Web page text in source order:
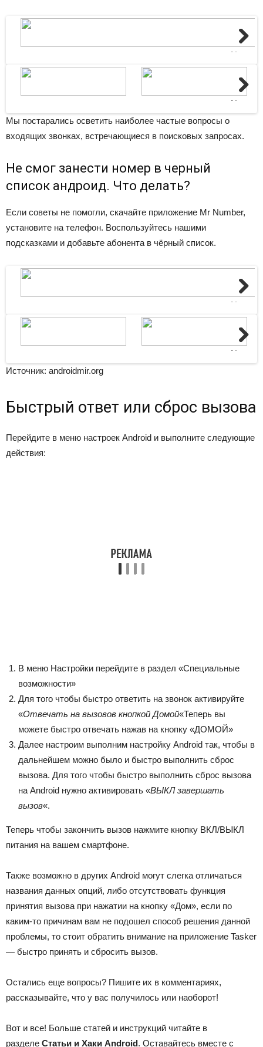
Next
Next
Мы постарались осветить наиболее частые вопросы о
входящих звонках, встречающиеся в поисковых запросах.
Не смог занести номер в черный
список андроид. Что делать?
Если советы не помогли, скачайте приложение Mr Number,
установите на телефон. Воспользуйтесь нашими
подсказками и добавьте абонента в чёрный список.
Next
Next
Источник: androidmir.org
Быстрый ответ или сброс вызова
Перейдите в меню настроек Android и выполните следующие
действия:
В меню Настройки перейдите в раздел «Специальные
возможности»
Для того чтобы быстро ответить на звонок активируйте
«Отвечать на вызовов кнопкой Домой«Теперь вы
можете быстро отвечать нажав на кнопку «ДОМОЙ»
Далее настроим выполним настройку Android так, чтобы в
дальнейшем можно было и быстро выполнить сброс
вызова. Для того чтобы быстро выполнить сброс вызова
на Android нужно активировать «ВЫКЛ завершать
вызов«.
Теперь чтобы закончить вызов нажмите кнопку ВКЛ/ВЫКЛ
питания на вашем смартфоне.
Также возможно в других Android могут слегка отличаться
названия данных опций, либо отсутствовать функция
принятия вызова при нажатии на кнопку «Дом», если по
каким-то причинам вам не подошел способ решения данной
проблемы, то стоит обратить внимание на приложение Tasker
— быстро принять и сбросить вызов.
Остались еще вопросы? Пишите их в комментариях,
рассказывайте, что у вас получилось или наоборот!
Вот и все! Больше статей и инструкций читайте в
разделе Статьи и Хаки Android. Оставайтесь вместе с